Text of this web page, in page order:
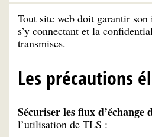
Tout site web doit garantir
s’y connectant et la
transmises.
Les précautions
Sécuriser les flux d’échange
l’utilisation de TLS :